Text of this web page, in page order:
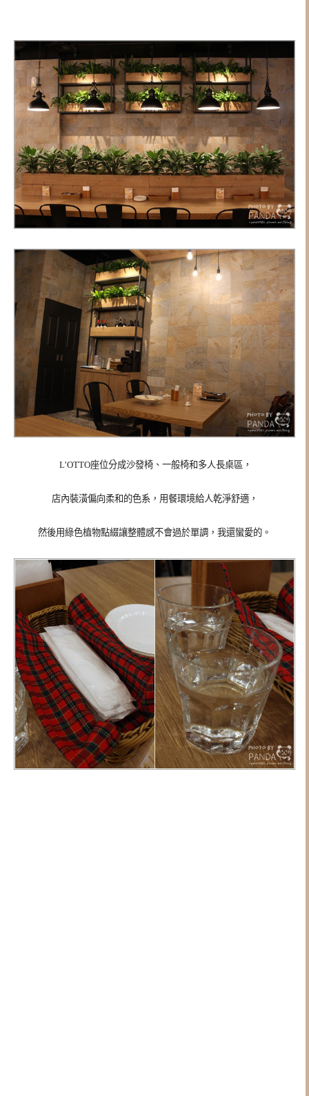
L’OTTO座位分成沙發椅、一般椅和多人長桌區，
店內裝潢偏向柔和的色系，用餐環境給人乾淨舒適，
然後用綠色植物點綴讓整體感不會過於單調，我還蠻愛的。